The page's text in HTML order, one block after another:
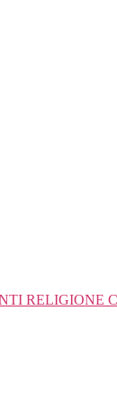
RELIGIONE